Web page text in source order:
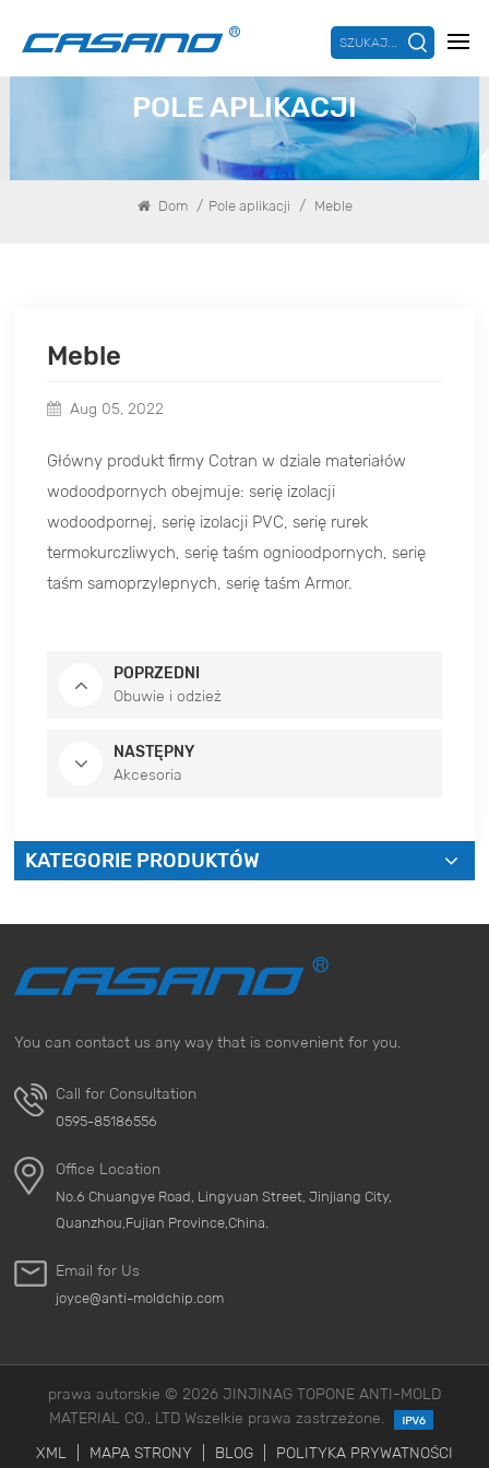
SZUKAJ...
POLE APLIKACJI
Dom / Pole aplikacji / Meble
Meble
Aug 05, 2022
Główny produkt firmy Cotran w dziale materiałów
wodoodpornych obejmuje: serię izolacji
wodoodpornej, serię izolacji PVC, serię rurek
termokurczliwych, serię taśm ognioodpornych, serię
taśm samoprzylepnych, serię taśm Armor.
POPRZEDNI
Obuwie i odzież
NASTĘPNY
Akcesoria
KATEGORIE PRODUKTÓW
You can contact us any way that is convenient for you.
Call for Consultation
0595-85186556
Office Location
No.6 Chuangye Road, Lingyuan Street, Jinjiang City,
Quanzhou,Fujian Province,China.
Email for Us
joyce@anti-moldchip.com
prawa autorskie © 2026 JINJINAG TOPONE ANTI-MOLD
MATERIAL CO., LTD Wszelkie prawa zastrzeżone.
XML
MAPA STRONY BLOG POLITYKA PRYWATNOŚCI